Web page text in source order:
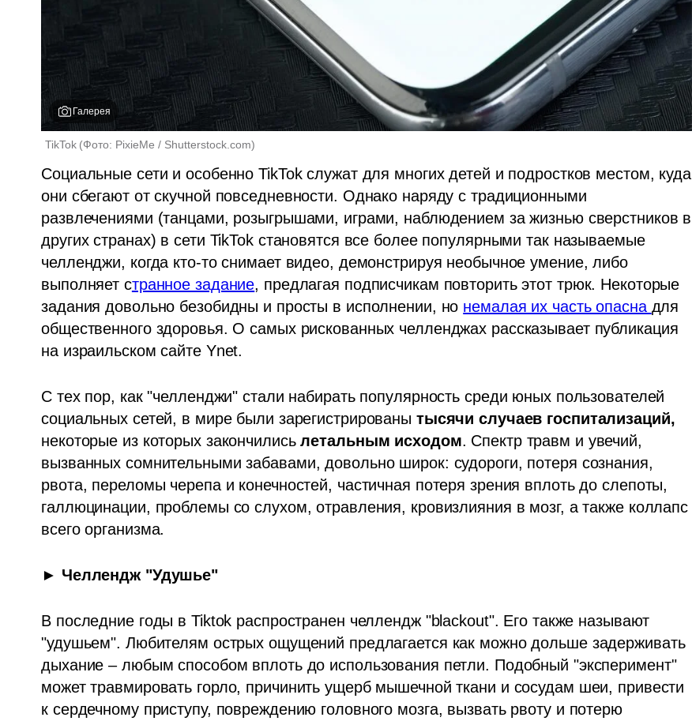
Галерея
TikTok (Фото: PixieMe / Shutterstock.com)
Cоциальные сети и особенно TikTok служат для многих детей и подростков местом, куда
они сбегают от скучной повседневности. Однако наряду с традиционными
развлечениями (танцами, розыгрышами, играми, наблюдением за жизнью сверстников в
других странах) в сети TikTok становятся все более популярными так называемые
челленджи, когда кто-то снимает видео, демонстрируя необычное умение, либо
выполняет странное задание, предлагая подписчикам повторить этот трюк. Некоторые
задания довольно безобидны и просты в исполнении, но немалая их часть опасна для
общественного здоровья. О самых рискованных челленджах рассказывает публикация
на израильском сайте Ynet.
С тех пор, как "челленджи" стали набирать популярность среди юных пользователей
социальных сетей, в мире были зарегистрированы тысячи случаев госпитализаций,
некоторые из которых закончились летальным исходом. Спектр травм и увечий,
вызванных сомнительными забавами, довольно широк: судороги, потеря сознания,
рвота, переломы черепа и конечностей, частичная потеря зрения вплоть до слепоты,
галлюцинации, проблемы со слухом, отравления, кровизлияния в мозг, а также коллапс
всего организма.
► Челлендж "Удушье"
В последние годы в Tiktok распространен челлендж "blackout". Его также называют
"удушьем". Любителям острых ощущений предлагается как можно дольше задерживать
дыхание – любым способом вплоть до использования петли. Подобный "эксперимент"
может травмировать горло, причинить ущерб мышечной ткани и сосудам шеи, привести
к сердечному приступу, повреждению головного мозга, вызвать рвоту и потерю